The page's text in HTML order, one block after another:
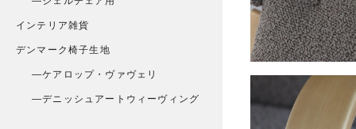
インテリア雑貨
デンマーク椅子生地
ケアロップ・ヴァヴェリ
デニッシュアートウィーヴィング